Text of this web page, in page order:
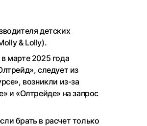
детских
& Lolly).
марте 2025 года
следует из
возникли из-за
и «Олтрейде» на запрос
брать в расчет только